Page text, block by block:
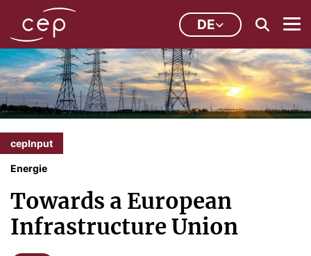
DE
cepInput
Energie
Towards a European
Infrastructure Union